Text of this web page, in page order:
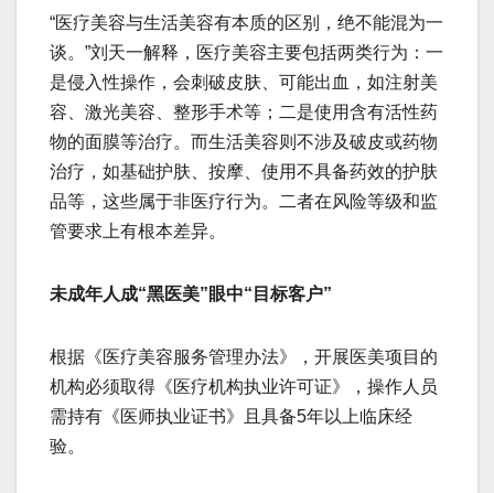
“医疗美容与生活美容有本质的区别，绝不能混为一
谈。”刘天一解释，医疗美容主要包括两类行为：一
是侵入性操作，会刺破皮肤、可能出血，如注射美
容、激光美容、整形手术等；二是使用含有活性药
物的面膜等治疗。而生活美容则不涉及破皮或药物
治疗，如基础护肤、按摩、使用不具备药效的护肤
品等，这些属于非医疗行为。二者在风险等级和监
管要求上有根本差异。
未成年人成“黑医美”眼中“目标客户”
根据《医疗美容服务管理办法》，开展医美项目的
机构必须取得《医疗机构执业许可证》，操作人员
需持有《医师执业证书》且具备5年以上临床经
验。